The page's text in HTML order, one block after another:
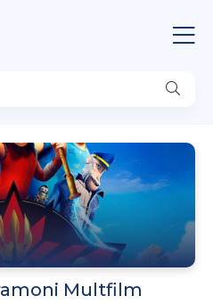
Multfilm